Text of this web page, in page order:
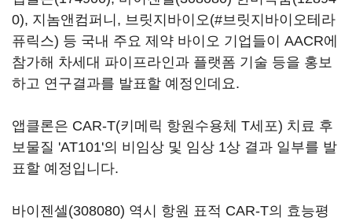
0), 지놈앤컴퍼니, 브릿지바이오(#브릿지바이오테라
퓨릭스) 등 국내 주요 제약 바이오 기업들이 AACR에
참가해 차세대 파이프라인과 플랫폼 기술 등을 홍보
하고 연구결과를 발표할 예정인데요.
앱클론은 CAR-T(키메릭 항원수용체 T세포) 치료 후
보물질 'AT101'의 비임상 및 임상 1상 결과 일부를 발
표할 예정입니다.
바이젠셀(308080) 역시 항원 표적 CAR-T의 효능평